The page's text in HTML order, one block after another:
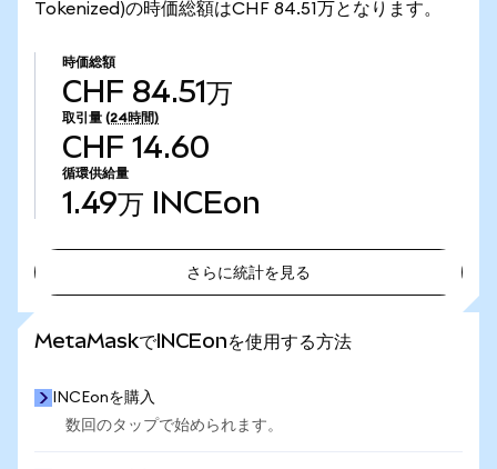
Tokenized)の時価総額はCHF 84.51万となります。
時価総額
CHF 84.51万
取引量 (24時間)
CHF 14.60
循環供給量
1.49万 INCEon
さらに統計を見る
MetaMaskでINCEonを使用する方法
INCEonを購入
数回のタップで始められます。